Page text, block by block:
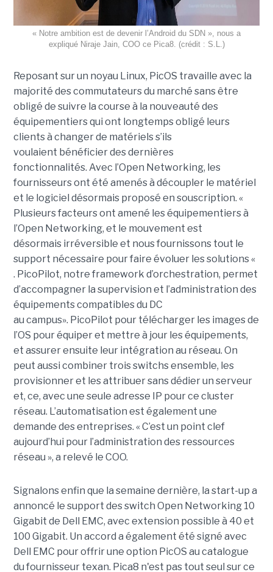
« Notre ambition est de devenir l’Android du SDN », nous a
expliqué Niraje Jain, COOce Pica8. (crédit : S.L.)
Reposant sur un noyau Linux, PicOS travaille avec la
majorité des commutateurs du marché sans être
obligé de suivre la course à la nouveauté des
équipementiers qui ont longtemps obligé leurs
clients à changer de matériels s’ils
voulaient bénéficier des dernières
fonctionnalités. Avec l’Open Networking, les
fournisseurs ont été amenés à découpler le matériel
et le logiciel désormais proposé en souscription. «
Plusieurs facteurs ont amené les équipementiers à
l’Open Networking, et le mouvement est
désormais irréversible et nous fournissons tout le
support nécessaire pour faire évoluer les solutions «
. PicoPilot, notre framework d’orchestration, permet
d’accompagner la supervision et l’administration des
équipements compatibles du DC
au campus». PicoPilot pour télécharger les images de
l’OS pour équiper et mettre à jour les équipements,
et assurer ensuite leur intégration au réseau. On
peut aussi combiner trois switchs ensemble, les
provisionner et les attribuer sans dédier un serveur
et, ce, avec une seule adresse IP pour ce cluster
réseau. L’automatisation est également une
demande des entreprises. « C’est un point clef
aujourd’hui pour l’administration des ressources
réseau », a relevé le COO.
Signalons enfin que la semaine dernière, la start-up a
annoncé le support des switch Open Networking 10
Gigabit de Dell EMC, avec extension possible à 40 et
100 Gigabit. Un accord a également été signé avec
Dell EMC pour offrir une option PicOS au catalogue
du fournisseur texan. Pica8 n'est pas tout seul sur ce